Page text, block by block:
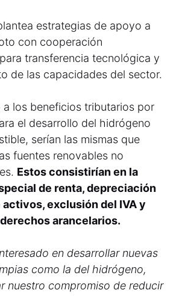
estrategias de apoyo a
con cooperación
transferencia tecnológica y
de las capacidades del sector.
a los beneficios tributarios por
el desarrollo del hidrógeno
serían las mismas que
fuentes renovables no
Estos consistirían en la
de renta, depreciación
activos, exclusión del IVA y
arancelarios.
en desarrollar nuevas
como la del hidrógeno,
nuestro compromiso de reducir